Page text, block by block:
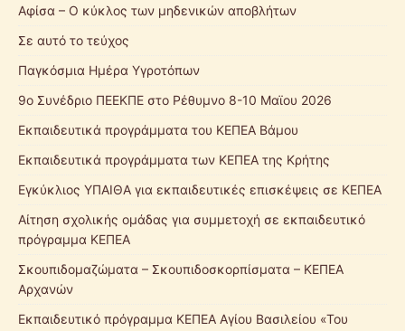
Αφίσα – Ο κύκλος των μηδενικών αποβλήτων
Σε αυτό το τεύχος
Παγκόσμια Ημέρα Υγροτόπων
9ο Συνέδριο ΠΕΕΚΠΕ στο Ρέθυμνο 8-10 Μαϊου 2026
Εκπαιδευτικά προγράμματα του ΚΕΠΕΑ Βάμου
Εκπαιδευτικά προγράμματα των ΚΕΠΕΑ της Κρήτης
Εγκύκλιος ΥΠΑΙΘΑ για εκπαιδευτικές επισκέψεις σε ΚΕΠΕΑ
Αίτηση σχολικής ομάδας για συμμετοχή σε εκπαιδευτικό
πρόγραμμα ΚΕΠΕΑ
Σκουπιδομαζώματα – Σκουπιδοσκορπίσματα – ΚΕΠΕΑ
Αρχανών
Εκπαιδευτικό πρόγραμμα ΚΕΠΕΑ Αγίου Βασιλείου «Του